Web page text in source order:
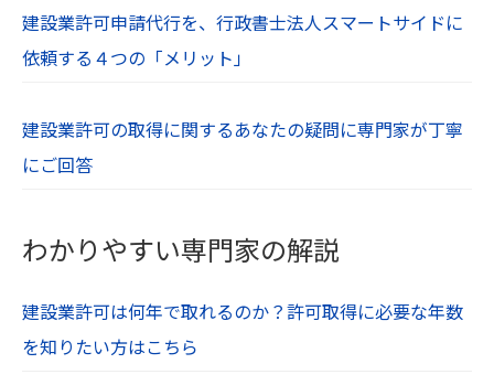
の責任を負わないものとします。
当社は、利用者が当社Webサイトを利用したこと
与えた損害に関して、一切の責任を負わないもの
とします。
当社Webサイト内の文章や画像、すべてのコンテ
ンツは著作権・肖像権等により保護されていま
建設業許可申請代行を、行政書士法人スマートサイドに
依頼する４つの「メリット」
建設業許可の取得に関するあなたの疑問に専門家が丁寧
にご回答
わかりやすい専門家の解説
建設業許可は何年で取れるのか？許可取得に必要な年数
を知りたい方はこちら